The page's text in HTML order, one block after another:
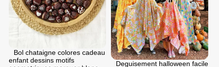
Bol chataigne colores cadeau
enfant dessins motifs
Deguisement halloween facile